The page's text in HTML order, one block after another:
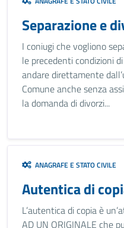
Separazione e
I coniugi che vogliono
le precedenti condizioni
andare direttamente
Comune anche senza
la domanda di divorzi...
ANAGRAFE E STATO CIVILE
Autentica di
L’autentica di copia è
AD UN ORIGINALE che